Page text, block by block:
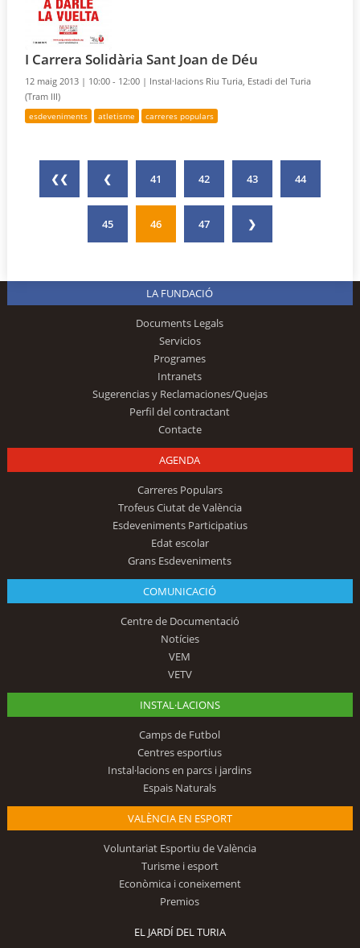
I Carrera Solidària Sant Joan de Déu
12 maig 2013 | 10:00 - 12:00 | Instal·lacions Riu Turia, Estadi del Turia
(Tram III)
esdeveniments atletisme carreres populars
❮❮ ❮ 41 42 43 44
45 46 47 ❯
LA FUNDACIÓ
Documents Legals
Servicios
Programes
Intranets
Sugerencias y Reclamaciones/Quejas
Perfil del contractant
Contacte
AGENDA
Carreres Populars
Trofeus Ciutat de València
Esdeveniments Participatius
Edat escolar
Grans Esdeveniments
COMUNICACIÓ
Centre de Documentació
Notícies
VEM
VETV
INSTAL·LACIONS
Camps de Futbol
Centres esportius
Instal·lacions en parcs i jardins
Espais Naturals
VALÈNCIA EN ESPORT
Voluntariat Esportiu de València
Turisme i esport
Econòmica i coneixement
Premios
EL JARDÍ DEL TURIA